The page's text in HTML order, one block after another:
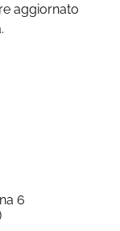
6
aggiornato